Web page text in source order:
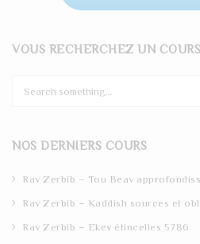
VOUS RECHERCHEZ UN
c
NOS DERNIERS COURS
Rav Zerbib – Tou Beav
Rav Zerbib – Kaddish sources et
Rav Zerbib – Ekev étincelles 5786